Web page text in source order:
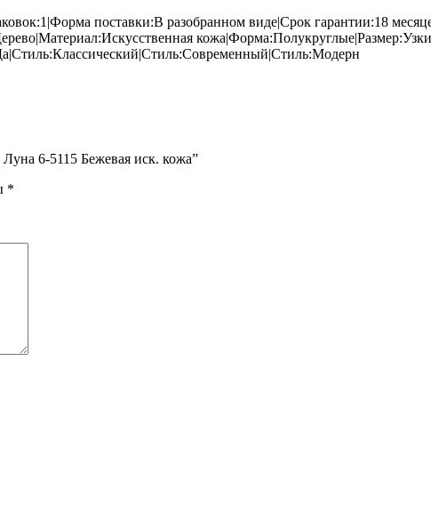
поставки:В разобранном виде|Срок гарантии:18
6-5115 Бежевая иск. кожа”
*